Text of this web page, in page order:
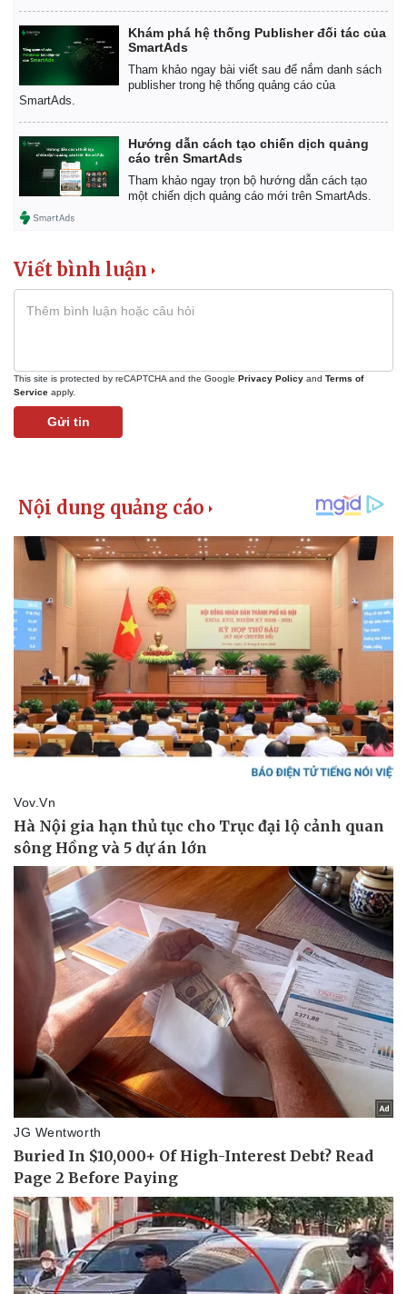
Kinh tế
Bất động sản
Khởi nghiệp
Thị trường
Giá vàng
Tiêu dùng
Tỷ giá
Khám phá hệ thống Publisher đối tác của
SmartAds
Tham khảo ngay bài viết sau để nắm danh sách
publisher trong hệ thống quảng cáo của
SmartAds.
Hướng dẫn cách tạo chiến dịch quảng
cáo trên SmartAds
Tham khảo ngay trọn bộ hướng dẫn cách tạo
một chiến dịch quảng cáo mới trên SmartAds.
Viết bình luận
This site is protected by reCAPTCHA and the Google Privacy Policy and Terms of
Service apply.
Gửi tin